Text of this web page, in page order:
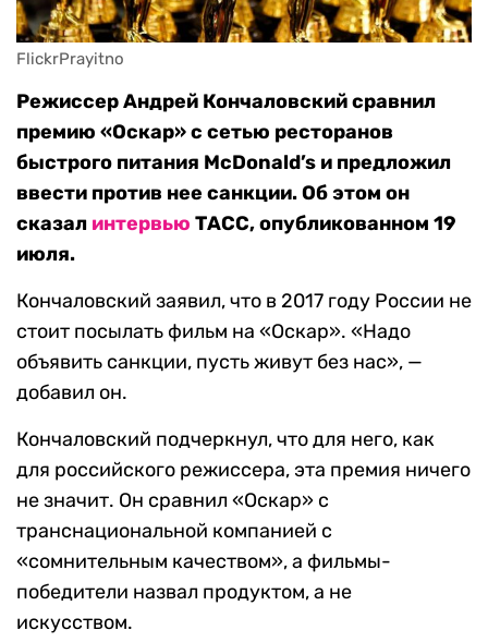
FlickrPrayitno
Режиссер Андрей Кончаловский сравнил
премию «Оскар» с сетью ресторанов
быстрого питания McDonald’s и предложил
ввести против нее санкции. Об этом он
сказал интервью ТАСС, опубликованном 19
июля.
Кончаловский заявил, что в 2017 году России не
стоит посылать фильм на «Оскар». «Надо
объявить санкции, пусть живут без нас», —
добавил он.
Кончаловский подчеркнул, что для него, как
для российского режиссера, эта премия ничего
не значит. Он сравнил «Оскар» с
транснациональной компанией с
«сомнительным качеством», а фильмы-
победители назвал продуктом, а не
искусством.